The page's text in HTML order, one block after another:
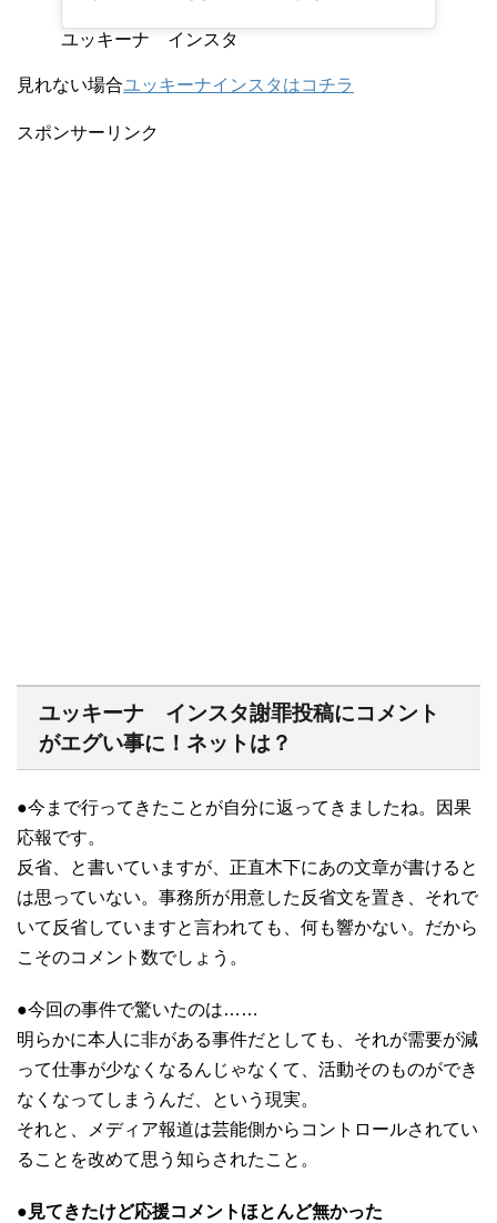
ユッキーナ インスタ
見れない場合ユッキーナインスタはコチラ
スポンサーリンク
ユッキーナ インスタ謝罪投稿にコメント
がエグい事に！ネットは？
●今まで行ってきたことが自分に返ってきましたね。因果
応報です。
反省、と書いていますが、正直木下にあの文章が書けると
は思っていない。事務所が用意した反省文を置き、それで
いて反省していますと言われても、何も響かない。だから
こそのコメント数でしょう。
●今回の事件で驚いたのは……
明らかに本人に非がある事件だとしても、それが需要が減
って仕事が少なくなるんじゃなくて、活動そのものができ
なくなってしまうんだ、という現実。
それと、メディア報道は芸能側からコントロールされてい
ることを改めて思う知らされたこと。
●見てきたけど応援コメントほとんど無かった